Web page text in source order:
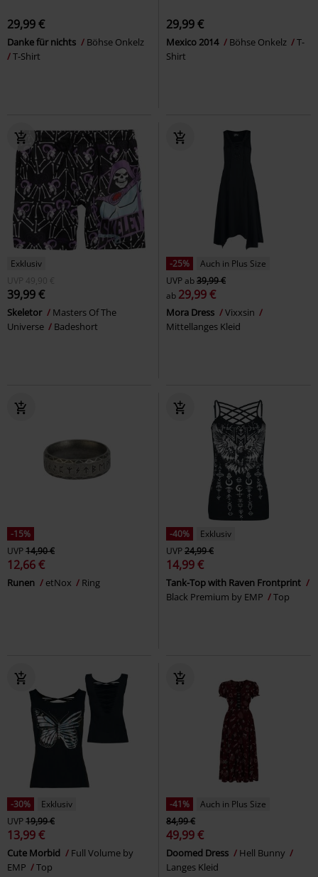
29,99 €
Danke für nichts
Böhse Onkelz
T-Shirt
29,99 €
Mexico 2014 Böhse Onkelz
T-
Shirt
Exklusiv
UVP
49,90 €
39,99 €
Skeletor
Masters Of The
Universe
Badeshort
-25%
Auch in Plus Size
UVPab39,99 €
ab 29,99 €
Mora Dress
Vixxsin
Mittellanges Kleid
-15%
UVP14,90 €
12,66 €
Runen etNox Ring
-40%
Exklusiv
UVP24,99 €
14,99 €
Tank-Top with Raven Frontprint
Black Premium by EMP
Top
-30%
Exklusiv
UVP19,99 €
13,99 €
Cute Morbid
Full Volume by
EMP
Top
-41%
Auch in Plus Size
84,99 €
49,99 €
Doomed Dress
Hell Bunny
Langes Kleid